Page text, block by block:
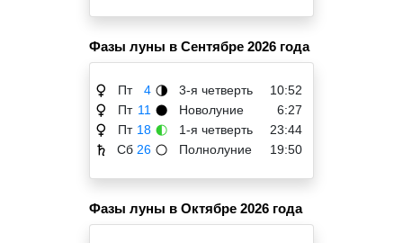
Фазы луны в Сентябре 2026 года
♀ Пт 4 🌗 3-я четверть 10:52
♀ Пт 11 🌑 Новолуние 6:27
♀ Пт 18 🌓 1-я четверть 23:44
♄ Сб 26 🌕 Полнолуние 19:50
Фазы луны в Октябре 2026 года